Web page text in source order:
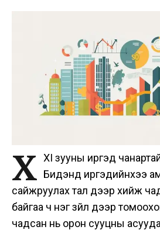
X XI зууны иргэд
Бидэнд иргэдийнхээ
сайжруулах тал дээр хийж
байгаа ч нэг зүйл дээр
чадсан нь орон сууцны